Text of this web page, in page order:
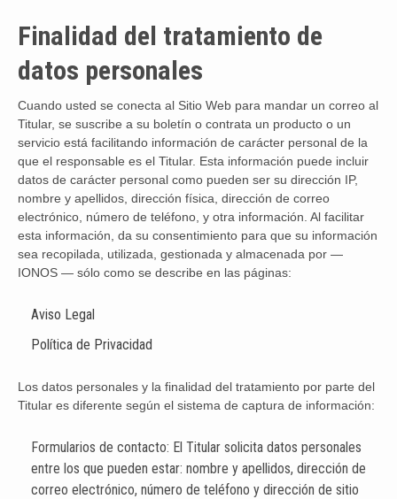
Finalidad del tratamiento de
datos personales
Cuando usted se conecta al Sitio Web para mandar un correo al
Titular, se suscribe a su boletín o contrata un producto o un
servicio está facilitando información de carácter personal de la
que el responsable es el Titular. Esta información puede incluir
datos de carácter personal como pueden ser su dirección IP,
nombre y apellidos, dirección física, dirección de correo
electrónico, número de teléfono, y otra información. Al facilitar
esta información, da su consentimiento para que su información
sea recopilada, utilizada, gestionada y almacenada por —
IONOS — sólo como se describe en las páginas:
Aviso Legal
Política de Privacidad
Los datos personales y la finalidad del tratamiento por parte del
Titular es diferente según el sistema de captura de información:
Formularios de contacto: El Titular solicita datos personales
entre los que pueden estar: nombre y apellidos, dirección de
correo electrónico, número de teléfono y dirección de sitio